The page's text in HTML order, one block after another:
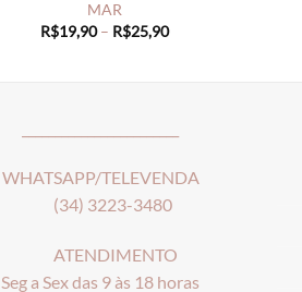
MAR
R$19,90 – R$25,90Price
WHATSAPP/TELEVENDA
(34) 3223-3480
ATENDIMENTO
Seg a Sex das 9 às 18 horas